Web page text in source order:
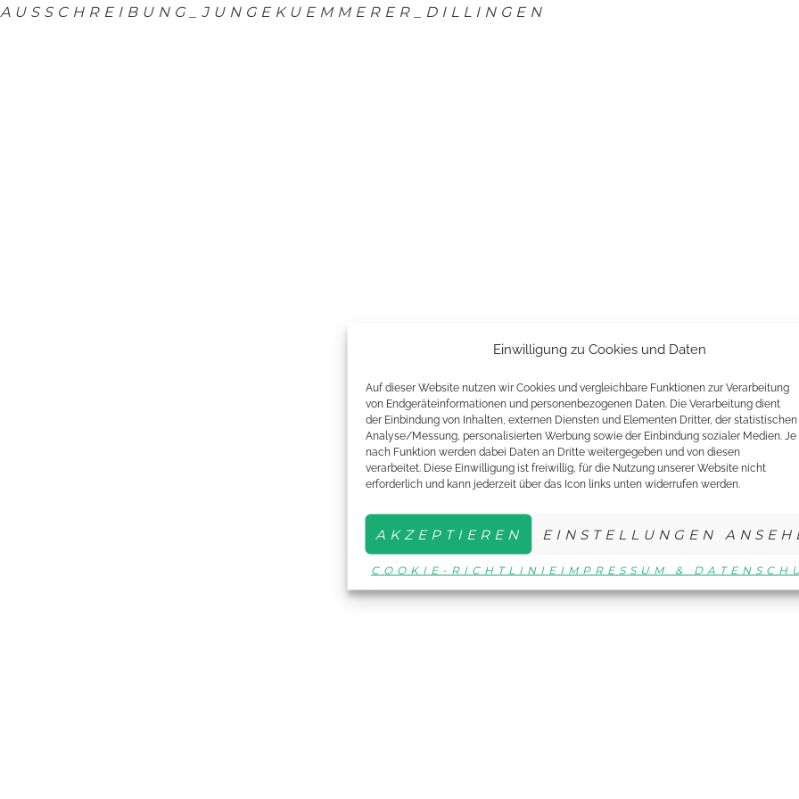
Einwilligung zu Cookies und Daten
Auf dieser Website nutzen wir Cookies und vergleichbare Funktionen zur Verarbeitung
von Endgeräteinformationen und personenbezogenen Daten. Die Verarbeitung dient
der Einbindung von Inhalten, externen Diensten und Elementen Dritter, der statistischen
Analyse/Messung, personalisierten Werbung sowie der Einbindung sozialer Medien. Je
nach Funktion werden dabei Daten an Dritte weitergegeben und von diesen
verarbeitet. Diese Einwilligung ist freiwillig, für die Nutzung unserer Website nicht
erforderlich und kann jederzeit über das Icon links unten widerrufen werden.
AKZEPTIEREN EINSTELLUNGEN
COOKIE-RICHTLINIE IMPRESSUM &
AUSSCHREIBUNG_JUNGEKUEMMERER_DILLINGEN